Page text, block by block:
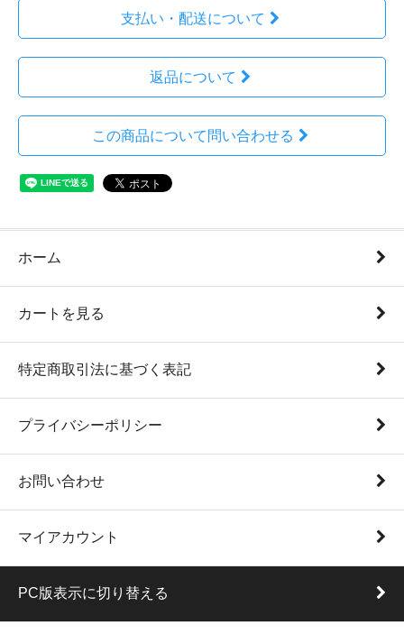
支払い・配送について
返品について
この商品について問い合わせる
ホーム
カートを見る
特定商取引法に基づく表記
プライバシーポリシー
お問い合わせ
マイアカウント
PC版表示に切り替える